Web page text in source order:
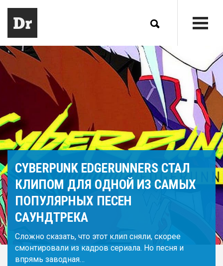
CYBERPUNK EDGERUNNERS СТАЛ
КЛИПОМ ДЛЯ ОДНОЙ ИЗ САМЫХ
ПОПУЛЯРНЫХ ПЕСЕН
САУНДТРЕКА
Сложно сказать, что этот клип сняли, скорее
смонтировали из кадров сериала. Но песня и
впрямь заводная…